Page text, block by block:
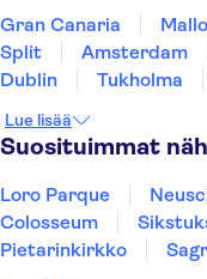
Gran Canaria
Split
Amsterdam
Dublin
Tukholma
Tallinna
Ljubljana
Lue lisää
Suosituimmat
Loro Parque
Colosseum
Pietarinkirkko